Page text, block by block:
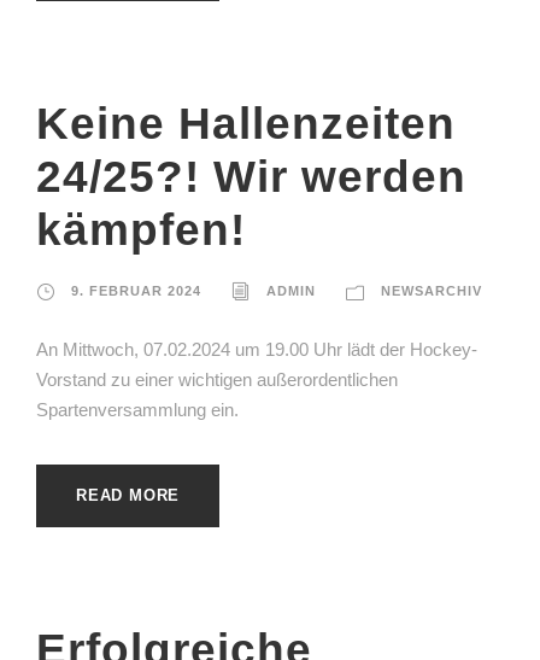
Keine Hallenzeiten
24/25?! Wir werden
kämpfen!
9. FEBRUAR 2024 ADMIN NEWSARCHIV
An Mittwoch, 07.02.2024 um 19.00 Uhr lädt der Hockey-
Vorstand zu einer wichtigen außerordentlichen
Spartenversammlung ein.
READ MORE
Erfolgreiche